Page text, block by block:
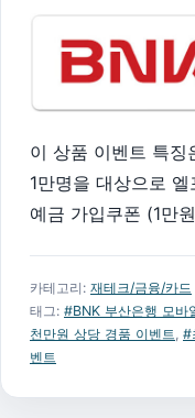
이 상품 이벤트 특
1만명을 대상으로
예금 가입쿠폰 (1만
카테고리: 재테크/금융/카드
태그: #BNK 부산은행 모바
천만원 상당 경품 이벤트 #
벤트